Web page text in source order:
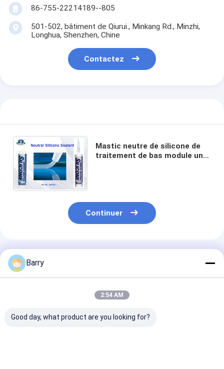
86-755-22214189--805
501-502, bâtiment de Qiurui., Minkang Rd., Minzhi,
Longhua, Shenzhen, Chine
Contactez
Mastic neutre de silicone de
traitement de bas module une
Continuer
Produits Recommandés
Barry
2:54 AM
Good day, what product are you looking for?